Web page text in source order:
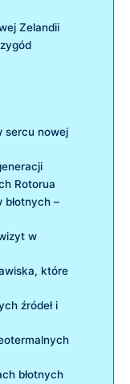
Zelandii
sercu nowej
Rotorua
–
w
które
źródeł i
błotnych